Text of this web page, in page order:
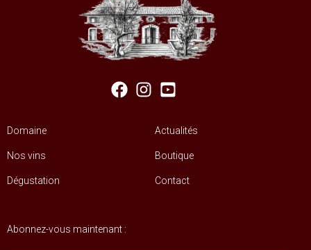
Domaine
Nos vins
Dégustation
Actualités
Boutique
Contact
Abonnez-vous maintenant :